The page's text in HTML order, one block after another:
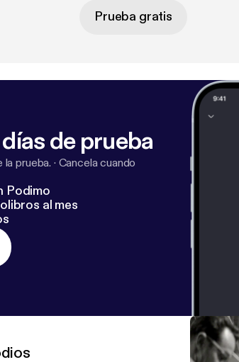
Prueba gratis
de prueba
prueba. · Cancela cuando
Podimo
al mes